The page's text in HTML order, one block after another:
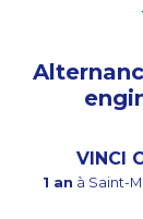
VINCI
1 an à Saint-